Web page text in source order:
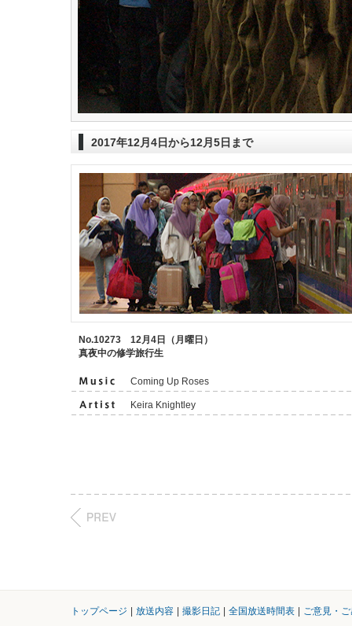
2017年12月4日から12月5日まで
No.10273 12月4日（月曜日）
真夜中の修学旅行生
Coming Up Roses
Keira Knightley
トップページ 放送内容 撮影日記 全国放送時間表 ご意見・